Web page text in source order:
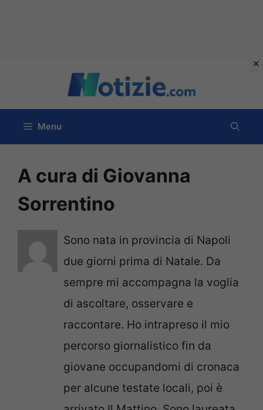
contenuto
Menu
A cura di Giovanna
Sorrentino
Sono nata in provincia di Napoli
due giorni prima di Natale. Da
sempre mi accompagna la voglia
di ascoltare, osservare e
raccontare. Ho intrapreso il mio
percorso giornalistico fin da
giovane occupandomi di cronaca
per alcune testate locali, poi è